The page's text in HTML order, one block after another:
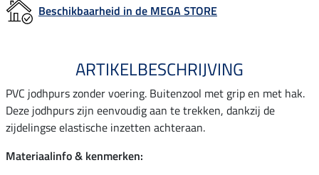
Beschikbaarheid in de MEGA STORE
ARTIKELBESCHRIJVING
PVC jodhpurs zonder voering. Buitenzool met grip en met hak.
Deze jodhpurs zijn eenvoudig aan te trekken, dankzij de
zijdelingse elastische inzetten achteraan.
Materiaalinfo & kenmerken: